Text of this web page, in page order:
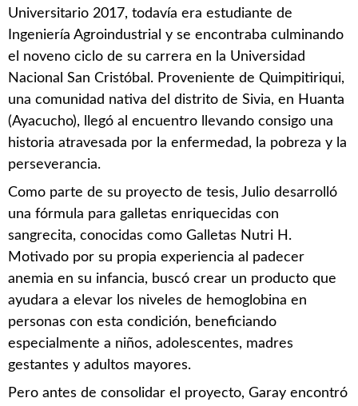
Universitario 2017, todavía era estudiante de
Ingeniería Agroindustrial y se encontraba culminando
el noveno ciclo de su carrera en la Universidad
Nacional San Cristóbal. Proveniente de Quimpitiriqui,
una comunidad nativa del distrito de Sivia, en Huanta
(Ayacucho), llegó al encuentro llevando consigo una
historia atravesada por la enfermedad, la pobreza y la
perseverancia.
Como parte de su proyecto de tesis, Julio desarrolló
una fórmula para galletas enriquecidas con
sangrecita, conocidas como Galletas Nutri H.
Motivado por su propia experiencia al padecer
anemia en su infancia, buscó crear un producto que
ayudara a elevar los niveles de hemoglobina en
personas con esta condición, beneficiando
especialmente a niños, adolescentes, madres
gestantes y adultos mayores.
Pero antes de consolidar el proyecto, Garay encontró